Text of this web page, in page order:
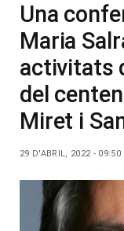
Una
Maria
activitats
del
Miret i
29 D'ABRIL, 2022 - 09:50